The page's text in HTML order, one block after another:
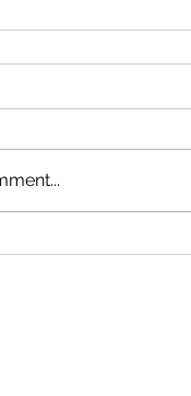
të blesh tek Mango me